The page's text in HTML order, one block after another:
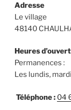
o
k
Adresse
Le village
48140
Heures
Permanences :
Les lundis,
Téléphone : 04